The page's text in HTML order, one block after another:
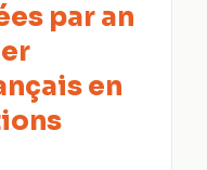
par an
en